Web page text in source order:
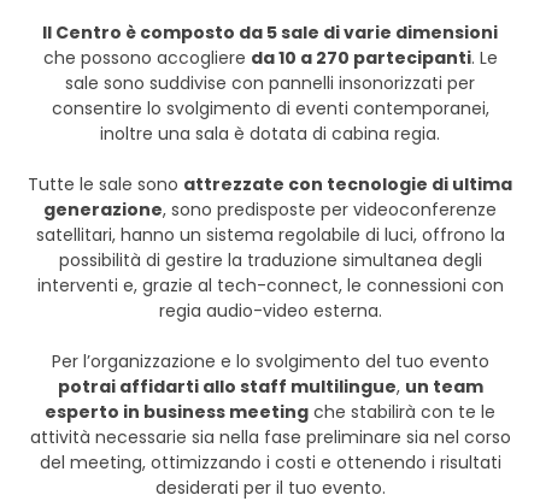
Il Centro è composto da 5 sale di varie dimensioni
che possono accogliere da 10 a 270 partecipanti. Le
sale sono suddivise con pannelli insonorizzati per
consentire lo svolgimento di eventi contemporanei,
inoltre una sala è dotata di cabina regia.
Tutte le sale sono attrezzate con tecnologie di ultima
generazione, sono predisposte per videoconferenze
satellitari, hanno un sistema regolabile di luci, offrono la
possibilità di gestire la traduzione simultanea degli
interventi e, grazie al tech-connect, le connessioni con
regia audio-video esterna.
Per l’organizzazione e lo svolgimento del tuo evento
potrai affidarti allo staff multilingue, un team
esperto in business meeting che stabilirà con te le
attività necessarie sia nella fase preliminare sia nel corso
del meeting, ottimizzando i costi e ottenendo i risultati
desiderati per il tuo evento.